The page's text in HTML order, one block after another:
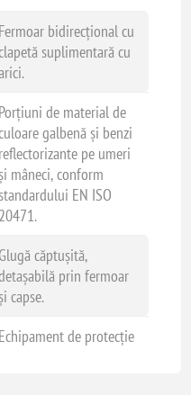
Fermoar bidirecțional cu
suplimentară cu
Porțiuni de material de
galbenă și benzi
reflectorizante pe umeri
mâneci, conform
EN ISO
20471.
Glugă căptușită,
prin fermoar
capse.
Echipament de protecție